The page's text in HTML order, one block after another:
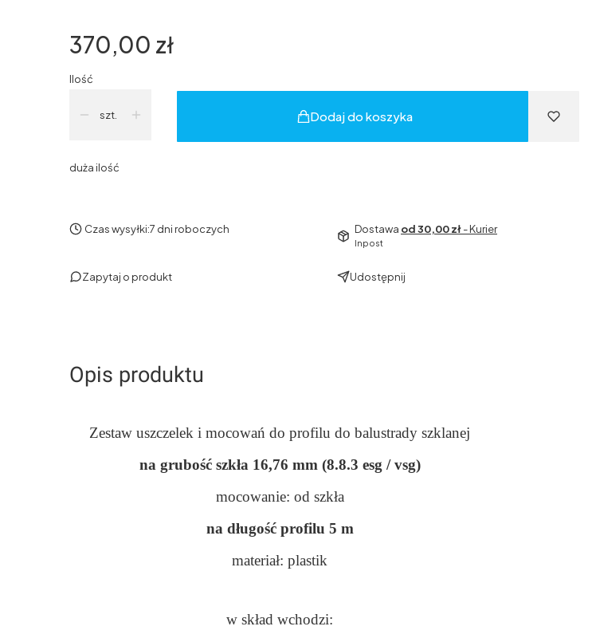
Cena
370,00 zł
Ilość
szt. Dodaj do koszyka
duża ilość
Czas wysyłki:7 dni roboczych Dostawa od 30,00 zł- Kurier
Inpost
Zapytaj o produkt Udostępnij
Opis produktu
Zestaw uszczelek i mocowań do profilu do balustrady szklanej
na grubość szkła 16,76 mm (8.8.3 esg / vsg)
mocowanie: od szkła
na długość profilu 5 m
materiał: plastik
w skład wchodzi: